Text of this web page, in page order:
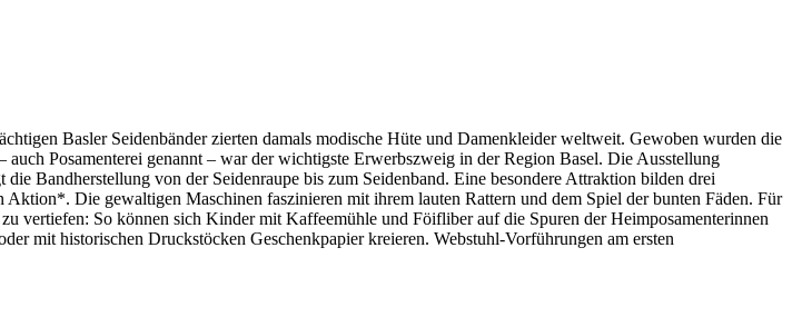
Basler Seidenbänder zierten damals modische Hüte und Damenkleider weltweit. Gewoben wurden die
Posamenterei genannt – war der wichtigste Erwerbszweig in der Region Basel. Die Ausstellung
Bandherstellung von der Seidenraupe bis zum Seidenband. Eine besondere Attraktion bilden drei
Die gewaltigen Maschinen faszinieren mit ihrem lauten Rattern und dem Spiel der bunten Fäden. Für
vertiefen: So können sich Kinder mit Kaffeemühle und Föifliber auf die Spuren der Heimposamenterinnen
mit historischen Druckstöcken Geschenkpapier kreieren. Webstuhl-Vorführungen am ersten